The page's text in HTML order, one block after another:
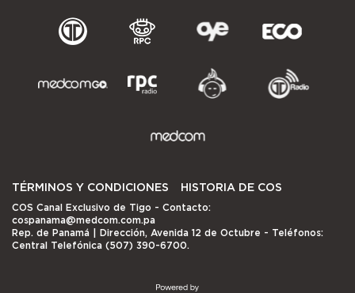
TÉRMINOS Y CONDICIONES HISTORIA DE COS
COS Canal Exclusivo de Tigo - Contacto:
cospanama@medcom.com.pa
Rep. de Panamá | Dirección, Avenida 12 de Octubre - Teléfonos:
Central Telefónica (507) 390-6700.